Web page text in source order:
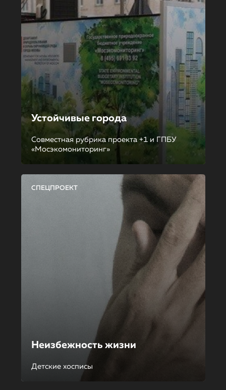
Устойчивые города
Совместная рубрика проекта +1 и ГПБУ
«Мосэкомониторинг»
СПЕЦПРОЕКТ
Неизбежность жизни
Детские хосписы